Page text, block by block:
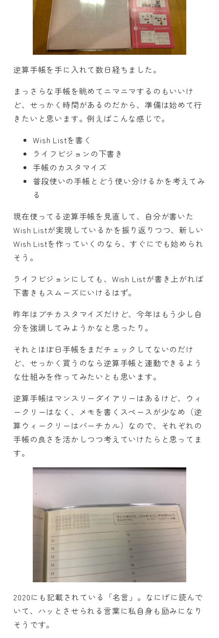
逆算手帳を手に入れて数日経ちました。
まっさらな手帳を眺めてニマニマするのもいいけ
ど、せっかく時間があるのだから、準備は始めて行
きたいと思います。例えばこんな感じで。
Wish Listを書く
ライフビジョンの下書き
手帳のカスタマイズ
普段使いの手帳とどう使い分けるかを考えてみ
る
現在使ってる逆算手帳を見直して、自分が書いた
Wish Listが実現しているかを振り返りつつ、新しい
Wish Listを作っていくのなら、すぐにでも始められ
そう。
ライフビジョンにしても、Wish Listが書き上がれば
下書きもスムーズにいけるはず。
昨年はプチカスタマイズだけど、今年はもう少し自
分を強調してみようかなと思ったり。
それとほぼ日手帳をまだチェックしてないのだけ
ど、せっかく買うのなら逆算手帳と連動できるよう
な仕組みを作ってみたいとも思います。
逆算手帳はマンスリーダイアリーはあるけど、ウィ
ークリーはなく、メモを書くスペースが少なめ（逆
算ウィークリーはバーチカル）なので、それぞれの
手帳の良さを活かしつつ考えていけたらと思ってま
す。
2020にも記載されている「名言」。なにげに読んで
いて、ハッとさせられる言葉に私自身も励みになり
そうです。